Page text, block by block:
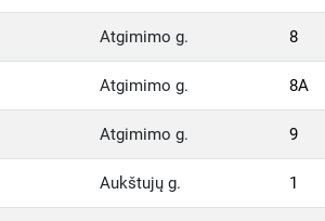
Atgimimo g. 8
Atgimimo g. 8A
Atgimimo g. 9
Aukštujų g. 1